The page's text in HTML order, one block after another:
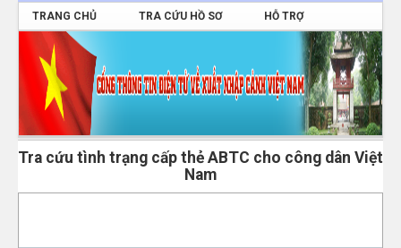
TRANG CHỦ TRA CỨU HỒ SƠ HỖ TRỢ
ĐĂNG NHẬP
Tra cứu tình trạng cấp thẻ ABTC cho công dân Việt
Nam